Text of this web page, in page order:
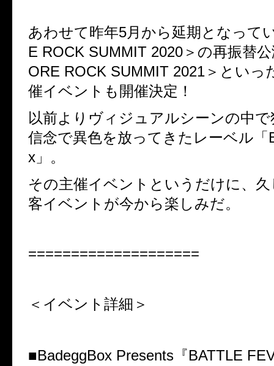
あわせて昨年5月から延期となって
E ROCK SUMMIT 2020＞の再振替
ORE ROCK SUMMIT 2021＞といっ
催イベントも開催決定！
以前よりヴィジュアルシーンの中
信念で異色を放ってきたレーベル「
x」。
その主催イベントというだけに、
客イベントが今から楽しみだ。
====================
＜イベント詳細＞
■BadeggBox Presents『BATTLE